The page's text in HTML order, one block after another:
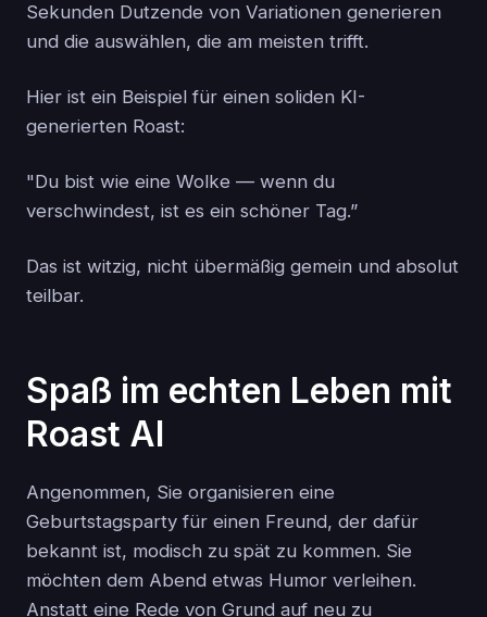
Sekunden Dutzende von Variationen generieren
und die auswählen, die am meisten trifft.
Hier ist ein Beispiel für einen soliden KI-
generierten Roast:
"Du bist wie eine Wolke — wenn du
verschwindest, ist es ein schöner Tag.”
Das ist witzig, nicht übermäßig gemein und absolut
teilbar.
Spaß im echten Leben mit
Roast AI
Angenommen, Sie organisieren eine
Geburtstagsparty für einen Freund, der dafür
bekannt ist, modisch zu spät zu kommen. Sie
möchten dem Abend etwas Humor verleihen.
Anstatt eine Rede von Grund auf neu zu